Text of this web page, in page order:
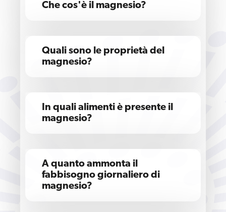
Che cos'è il magnesio?
Quali sono le proprietà del
magnesio?
In quali alimenti è presente il
magnesio?
A quanto ammonta il
fabbisogno giornaliero di
magnesio?